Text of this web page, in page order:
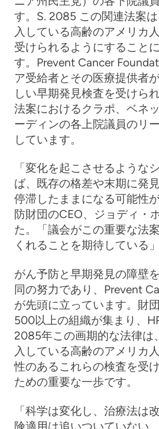
す。S. 2085 この関連法案
入している高齢のアメリカ
受けられるようにすること
す。Prevent Cancer
ア受給者とその医療提供者
しい早期発見検査を受けら
法案におけるクラポ、ベネ
ーディンの各上院議員のリ
しています。
「変化を起こさせるような
ば、既存の格差や末期に発
停滞したままになる可能性
防財団のCEO、ジョディ・
た。「議会がこの重要な法
くれることを期待している」
がん予防と早期発見の障壁
同の努力であり、Prevent
が先頭に立っています。財
500以上の組織が集まり、
2085年この画期的な法律は
入している高齢のアメリカ
性のあるこれらの検査を受
ための重要な一歩です。
「科学は変化し、治療法は